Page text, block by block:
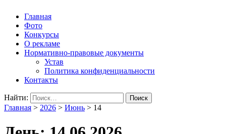
Главная
Фото
Конкурсы
О рекламе
Нормативно-правовые документы
Устав
Политика конфиденциальности
Контакты
Найти:
Главная > 2026 > Июнь > 14